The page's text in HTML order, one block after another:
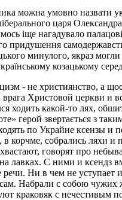
можна умовно
царя
іще нагадувало
придушення
минулого, якраз
козацькому
- не християнство, а
врага Христовой церкви и
ходить какой-то лях,
герой звертається з
по Украйне
в корчме, собрались ляхи
говорят про
лавках. С ними и ксендз
Ни в чем не уступает
Набрали с собою
краковяк с нечестивым